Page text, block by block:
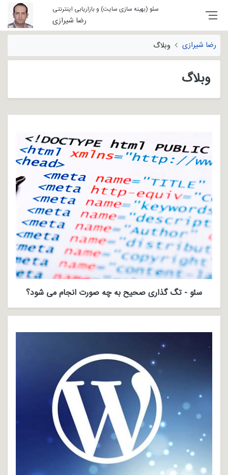
سئو (بهینه سازی سایت) و بازاریابی اینترنتی
رضا شیرازی
رضا شیرازی
وبلاگ
وبلاگ
سئو - تگ گذاری صحیح به چه صورت انجام می شود؟